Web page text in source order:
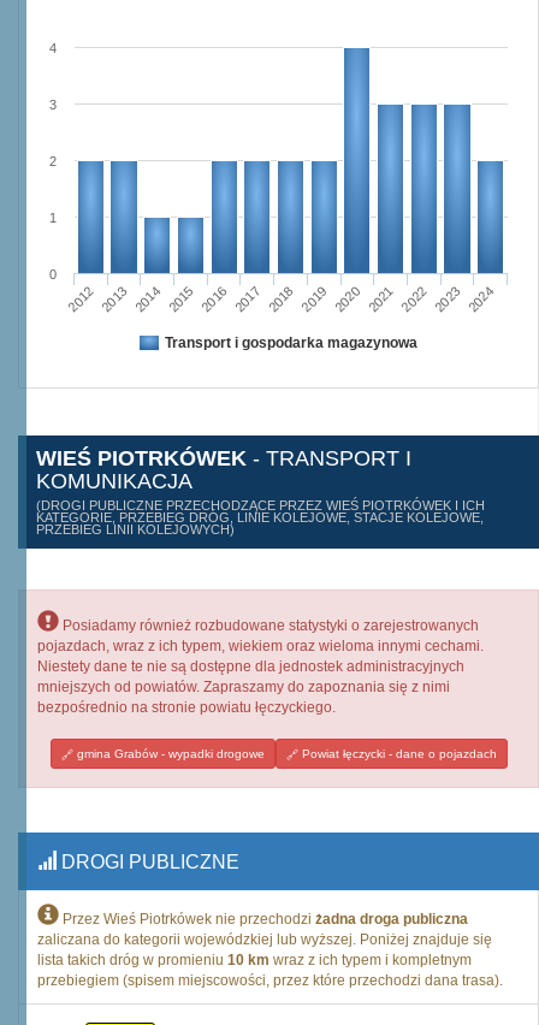
2012 2013 2014 2015 2016 2017 2018 2019 2020 2021 2022 2023 2024
0
1
2
3
4
Transport i gospodarka magazynowa
WIEŚ PIOTRKÓWEK - TRANSPORT I
KOMUNIKACJA
(DROGI PUBLICZNE PRZECHODZĄCE PRZEZ WIEŚ PIOTRKÓWEK I ICH
KATEGORIE, PRZEBIEG DRÓG, LINIE KOLEJOWE, STACJE KOLEJOWE,
PRZEBIEG LINII KOLEJOWYCH)
Posiadamy również rozbudowane statystyki o zarejestrowanych
pojazdach, wraz z ich typem, wiekiem oraz wieloma innymi cechami.
Niestety dane te nie są dostępne dla jednostek administracyjnych
mniejszych od powiatów. Zapraszamy do zapoznania się z nimi
bezpośrednio na stronie powiatu łęczyckiego.
gmina Grabów - wypadki drogowe Powiat łęczycki - dane o pojazdach
DROGI PUBLICZNE
Przez Wieś Piotrkówek nie przechodzi żadna droga publiczna
zaliczana do kategorii wojewódzkiej lub wyższej. Poniżej znajduje się
lista takich dróg w promieniu 10 km wraz z ich typem i kompletnym
przebiegiem (spisem miejscowości, przez które przechodzi dana trasa).